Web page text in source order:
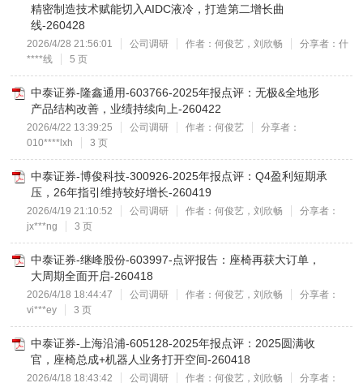
精密制造技术赋能切入AIDC液冷，打造第二增长曲
线-260428
2026/4/28 21:56:01 公司调研 作者：何俊艺，刘欣畅
分享者：什
****线
5 页
中泰证券-隆鑫通用-603766-2025年报点评：无极&全地形
产品结构改善，业绩持续向上-260422
2026/4/22 13:39:25 公司调研 作者：何俊艺
分享者：
010****lxh
3 页
中泰证券-博俊科技-300926-2025年报点评：Q4盈利短期承
压，26年指引维持较好增长-260419
2026/4/19 21:10:52 公司调研 作者：何俊艺，刘欣畅
分享者：
jx***ng
3 页
中泰证券-继峰股份-603997-点评报告：座椅再获大订单，
大周期全面开启-260418
2026/4/18 18:44:47 公司调研 作者：何俊艺，刘欣畅
分享者：
vi***ey
3 页
中泰证券-上海沿浦-605128-2025年报点评：2025圆满收
官，座椅总成+机器人业务打开空间-260418
2026/4/18 18:43:42 公司调研 作者：何俊艺，刘欣畅
分享者：